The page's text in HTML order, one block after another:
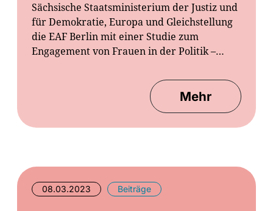
Sächsische Staatsministerium der Justiz und
für Demokratie, Europa und Gleichstellung
die EAF Berlin mit einer Studie zum
Engagement von Frauen in der Politik –…
Mehr
08.03.2023 Beiträge